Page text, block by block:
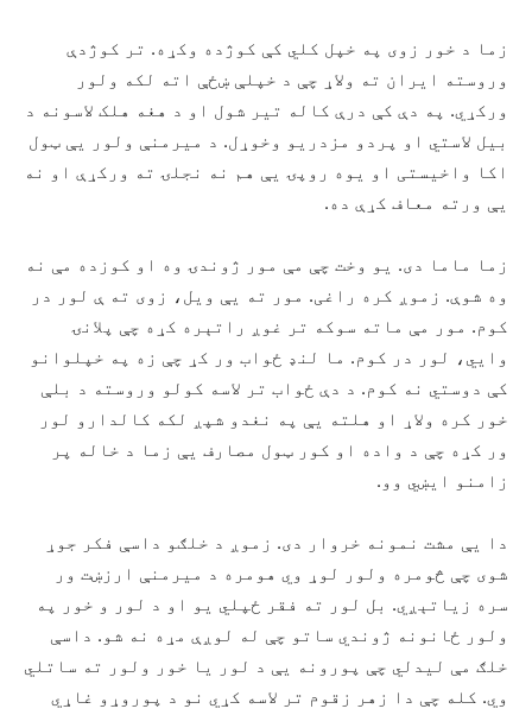
زما د خور زوی په خپل کلي کې کوژده وکړه. تر کوژدې
وروسته ایران ته ولاړ چې د خپلې ښځې اته لکه ولور
ورکړي. په دې کې درې کاله تیر شول او د هغه هلک لاسونه د
بیل لاستي او پردو مزدریو وخوړل. د میرمنې ولور يې ټول
اکا واخیستی او یوه روپۍ يې هم نه نجلۍ ته ورکړې او نه
يې ورته معاف کړې ده.
زما ماما دی. یو وخت چې مې مور ژوندۍ وه او کوزده مې نه
وه شوې. زموږ کره راغی. مور ته يې ویل، زوی ته ې لور در
کوم. مور مې ماته سوکه تر غوږ راتېره کړه چې پلانۍ
وايي، لور در کوم. ما لنډ ځواب ور کړ چې زه په خپلوانو
کې دوستي نه کوم. د دې ځواب تر لاسه کولو وروسته د بلې
خور کره ولاړ او هلته يې په نغدو شپږ لکه کالدارو لور
ور کړه چې د واده او کور ټول مصارف يې زما د خاله پر
زامنو ایښي وو.
دا يې مشت نمونه خروار دی. زموږ د خلګو داسې فکر جوړ
شوی چې څومره ولور لوړ وي هومره د میرمنې ارزښت ور
سره زیاتېږي. بل لور ته فقر ځپلي يو او د لور و خور په
ولور ځانونه ژوندي ساتو چې له لوږې مړه نه شو. داسې
خلګ مې لیدلي چې پورونه يې د لور یا خور ولور ته ساتلي
وي. کله چې دا زهر زقوم تر لاسه کړي نو د پوروړو غاړي